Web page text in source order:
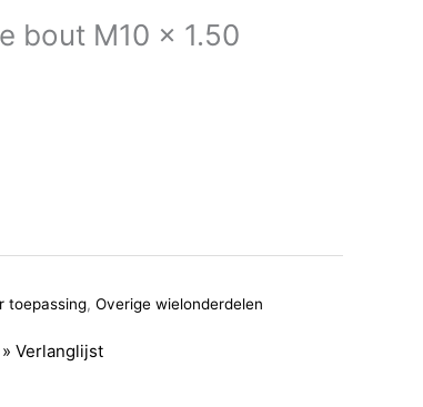
bout M10 x 1.50
toepassing, Overige wielonderdelen
» Verlanglijst